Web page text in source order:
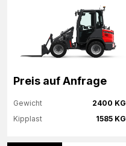
Preis auf Anfrage
2400 KG
Gewicht
1585 KG
Kipplast